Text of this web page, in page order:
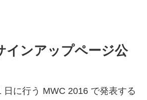
インアップページ公
日に行う MWC 2016 で発表する